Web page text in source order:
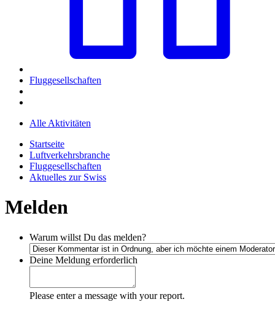
Fluggesellschaften
Alle Aktivitäten
Startseite
Luftverkehrsbranche
Fluggesellschaften
Aktuelles zur Swiss
Melden
Warum willst Du das melden?
Deine Meldung erforderlich
Please enter a message with your report.